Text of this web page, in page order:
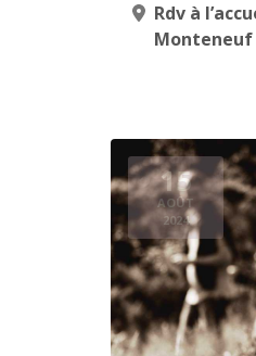
Rdv à
Monteneuf
15
AOÛT
2024